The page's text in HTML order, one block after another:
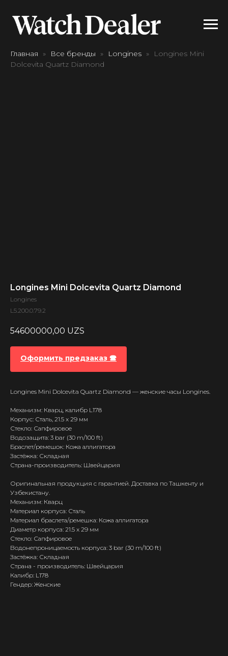
Главная Все бренды Longines
Longines Mini
Dolcevita Quartz Diamond
Longines Mini Dolcevita Quartz Diamond
Longines
L5.200.0.79.2
54600000,00 UZS
Оформить предзаказ 🕿
Longines Mini Dolcevita Quartz Diamond — женские часы Longines.
Механизм: Кварц, калибр L178
Корпус: Сталь, 21.5 x 29 мм
Стекло: Сапфировое
Водозащита: 3 bar (30 m/100 ft)
Браслет/ремешок: Кожа аллигатора
Застёжка: Складная
Страна-производитель: Швейцария
Оригинальная продукция с гарантией. Доставка по Ташкенту и
Узбекистану.
Механизм: Кварц
Материал корпуса: Сталь
Материал браслета/ремешка: Кожа аллигатора
Диаметр корпуса: 21.5 x 29 мм
Стекло: Сапфировое
Водонепроницаемость корпуса: 3 bar (30 m/100 ft)
Застёжка: Складная
Страна - производитель: Швейцария
Калибр: L178
Гендер: Женские